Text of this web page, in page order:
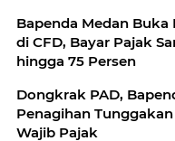
Bapenda Medan
di CFD, Bayar Pajak
hingga 75 Persen
Dongkrak PAD,
Penagihan
Wajib Pajak